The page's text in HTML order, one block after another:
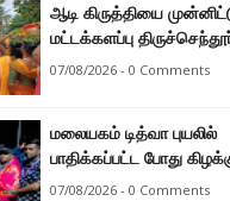
ஆடி கிருத்தியை
மட்டக்களப்பு திருச்செந்தூர்
முருகன் ஆலயத்தில்
07/08/2026 - 0 Comments
மலையகம் டித்வா புயலில்
பாதிக்கப்பட்ட போது
மாகாண மக்கள் நீட்டிய
07/08/2026 - 0 Comments